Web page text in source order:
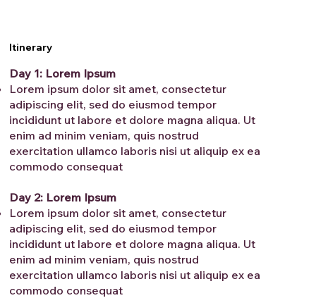
Itinerary
Day 1: Lorem Ipsum
Lorem ipsum dolor sit amet, consectetur
adipiscing elit, sed do eiusmod tempor
incididunt ut labore et dolore magna aliqua. Ut
enim ad minim veniam, quis nostrud
exercitation ullamco laboris nisi ut aliquip ex ea
commodo consequat
Day 2: Lorem Ipsum
Lorem ipsum dolor sit amet, consectetur
adipiscing elit, sed do eiusmod tempor
incididunt ut labore et dolore magna aliqua. Ut
enim ad minim veniam, quis nostrud
exercitation ullamco laboris nisi ut aliquip ex ea
commodo consequat